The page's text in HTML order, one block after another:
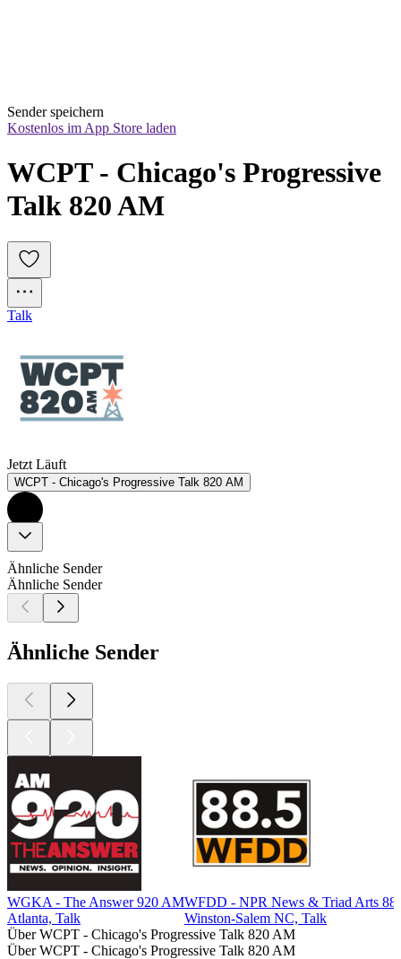
Sender speichern
Kostenlos im App Store laden
WCPT - Chicago's Progressive
Talk 820 AM
Talk
Jetzt Läuft
WCPT - Chicago's Progressive Talk 820 AM
Ähnliche Sender
Ähnliche Sender
Ähnliche Sender
WGKA - The Answer 920 AM
Atlanta, Talk
WFDD - NPR News & Triad Arts
Winston-Salem NC, Talk
Über WCPT - Chicago's Progressive Talk 820 AM
Über WCPT - Chicago's Progressive Talk 820 AM